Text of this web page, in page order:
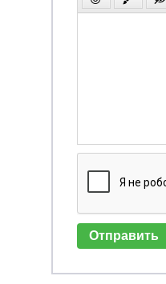
Отправить